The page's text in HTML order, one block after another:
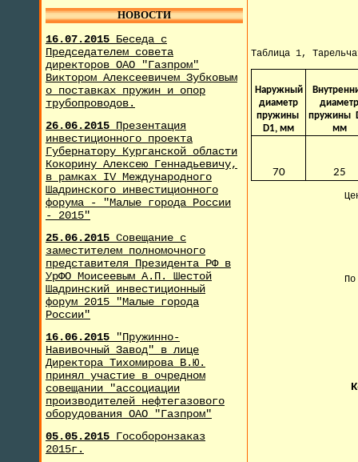
НОВОСТИ
16.07.2015 Беседа с
Председателем совета
директоров ОАО "Газпром"
Виктором Алексеевичем Зубковым
о поставках пружин и опор
трубопроводов.
26.06.2015 Презентация
инвестиционного проекта
Губернатору Курганской области
Кокорину Алексею Геннадьевичу,
в рамках IV Международного
Шадринского инвестиционного
форума - "Малые города России
- 2015"
25.06.2015 Совещание с
заместителем полномочного
представителя Президента РФ в
УрФО Моисеевым А.П. Шестой
Шадринский инвестиционный
форум 2015 "Малые города
России"
16.06.2015
"Пружинно-
Навивочный Завод" в лице
Директора Тихомирова В.Ю.
принял участие в очредном
совещании "ассоциации
производителей нефтегазового
оборудования ОАО "Газпром"
05.05.2015 Гособоронзаказ
2015г.
Таблица 1,
Наружный
диаметр
пружины
D1, мм
диаметр
пружины
мм
70 25